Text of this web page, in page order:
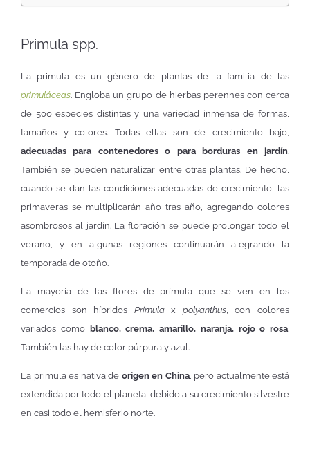
Primula spp.
La primula es un género de plantas de la familia de las
primuláceas. Engloba un grupo de hierbas perennes con cerca
de 500 especies distintas y una variedad inmensa de formas,
tamaños y colores. Todas ellas son de crecimiento bajo,
adecuadas para contenedores o para borduras en jardín.
También se pueden naturalizar entre otras plantas. De hecho,
cuando se dan las condiciones adecuadas de crecimiento, las
primaveras se multiplicarán año tras año, agregando colores
asombrosos al jardín. La floración se puede prolongar todo el
verano, y en algunas regiones continuarán alegrando la
temporada de otoño.
La mayoría de las flores de prímula que se ven en los
comercios son híbridos Primulax polyanthus, con colores
variados como blanco, crema, amarillo, naranja, rojo o rosa.
También las hay de color púrpura y azul.
La primula es nativa de origen en China, pero actualmente está
extendida por todo el planeta, debido a su crecimiento silvestre
en casi todo el hemisferio norte.